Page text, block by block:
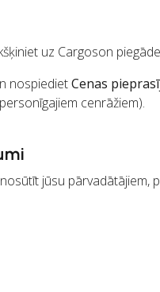
uz Cargoson
nospiedietCenas
cenrāžiem).
jūsu